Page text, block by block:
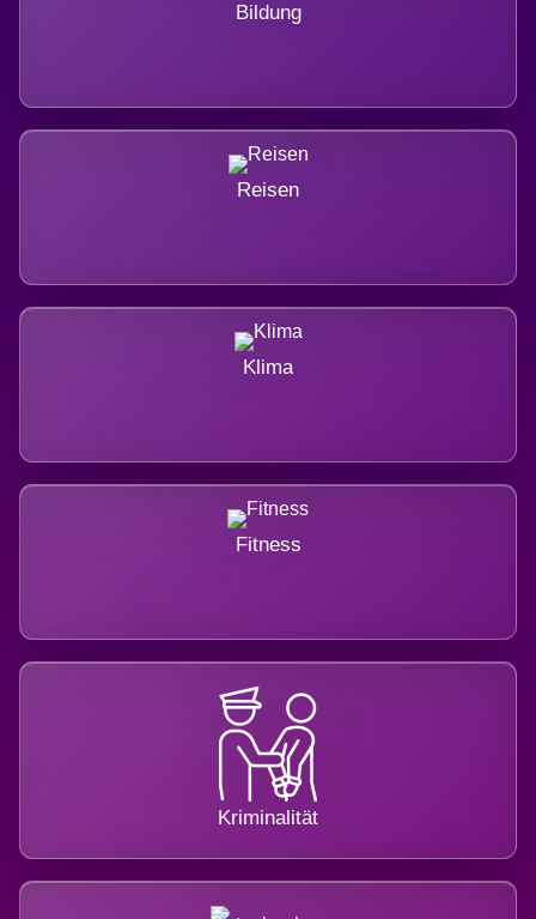
Bildung
Reisen
Klima
Fitness
Kriminalität